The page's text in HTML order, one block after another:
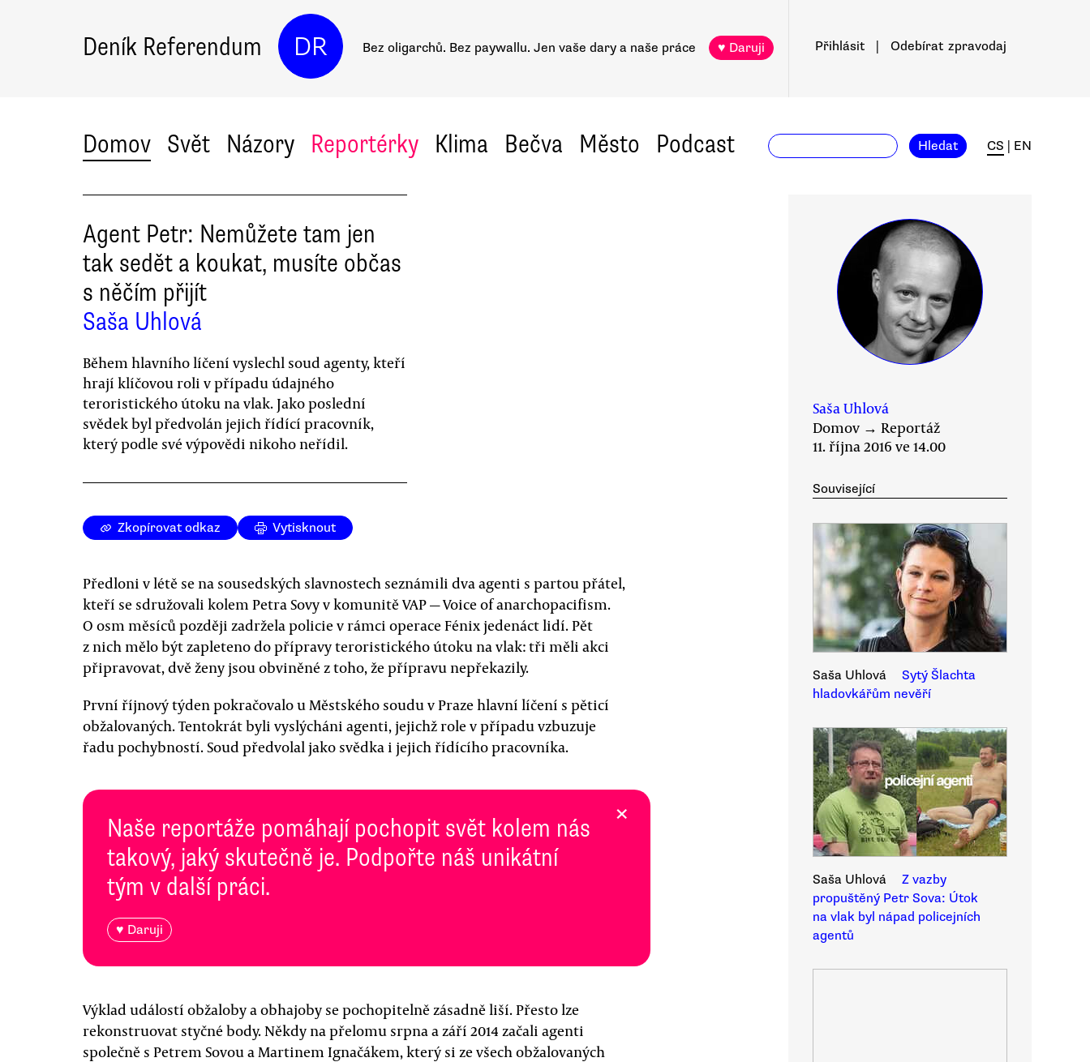
Deník Referendum DR Bez oligarchů. Bez paywallu. Jen vaše dary a naše práce ♥ Daruji Přihlásit Odebírat zpravodaj
Domov Svět Názory Reportérky Klima Bečva Město Podcast Hledat CS EN
Agent Petr: Nemůžete tam jen
tak sedět a koukat, musíte občas
s něčím přijít
Saša Uhlová
Během hlavního líčení vyslechl soud agenty, kteří
hrají klíčovou roli v případu údajného
teroristického útoku na vlak. Jako poslední
svědek byl předvolán jejich řídící pracovník,
který podle své výpovědi nikoho neřídil.
Zkopírovat odkaz Vytisknout
Předloni v létě se na sousedských slavnostech seznámili dva agenti s partou přátel,
kteří se sdružovali kolem Petra Sovy v komunitě VAP — Voice of anarchopacifism.
O osm měsíců později zadržela policie v rámci operace Fénix jedenáct lidí. Pět
z nich mělo být zapleteno do přípravy teroristického útoku na vlak: tři měli akci
připravovat, dvě ženy jsou obviněné z toho, že přípravu nepřekazily.
První říjnový týden pokračovalo u Městského soudu v Praze hlavní líčení s pěticí
obžalovaných. Tentokrát byli vyslýcháni agenti, jejichž role v případu vzbuzuje
řadu pochybností. Soud předvolal jako svědka i jejich řídícího pracovníka.
Naše reportáže pomáhají pochopit svět kolem nás
takový, jaký skutečně je. Podpořte náš unikátní
tým v další práci.
♥ Daruji
×
Výklad událostí obžaloby a obhajoby se pochopitelně zásadně liší. Přesto lze
rekonstruovat styčné body. Někdy na přelomu srpna a září 2014 začali agenti
společně s Petrem Sovou a Martinem Ignačákem, který si ze všech obžalovaných
Saša Uhlová
Domov → Reportáž
11. října 2016 ve 14.00
Související
Saša Uhlová
Sytý Šlachta
hladovkářům nevěří
Saša Uhlová
Z vazby
propuštěný Petr Sova: Útok
na vlak byl nápad policejních
agentů